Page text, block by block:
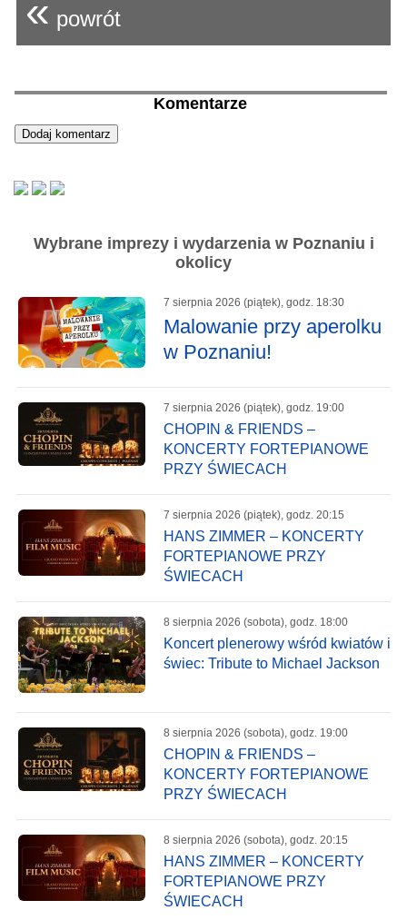
« powrót
Komentarze
Wybrane imprezy i wydarzenia w Poznaniu i
okolicy
7 sierpnia 2026 (piątek), godz. 18:30
Malowanie przy aperolku
w Poznaniu!
7 sierpnia 2026 (piątek), godz. 19:00
CHOPIN & FRIENDS –
KONCERTY FORTEPIANOWE
PRZY ŚWIECACH
7 sierpnia 2026 (piątek), godz. 20:15
HANS ZIMMER – KONCERTY
FORTEPIANOWE PRZY
ŚWIECACH
8 sierpnia 2026 (sobota), godz. 18:00
Koncert plenerowy wśród kwiatów i
świec: Tribute to Michael Jackson
8 sierpnia 2026 (sobota), godz. 19:00
CHOPIN & FRIENDS –
KONCERTY FORTEPIANOWE
PRZY ŚWIECACH
8 sierpnia 2026 (sobota), godz. 20:15
HANS ZIMMER – KONCERTY
FORTEPIANOWE PRZY
ŚWIECACH